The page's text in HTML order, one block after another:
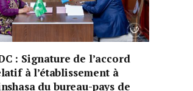
: Signature de l’accord
à l’établissement à
du bureau-pays de